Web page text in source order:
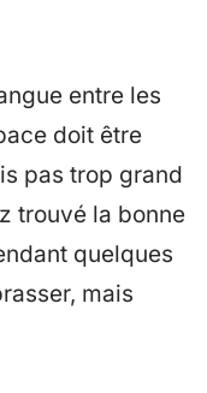
entre les
doit être
pas trop grand
trouvé la bonne
quelques
mais